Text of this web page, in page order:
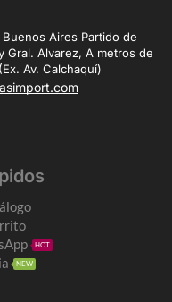
Aires Partido de
Gral. Alvarez, A metros de
Av. Calchaquí)
HOT
NEW